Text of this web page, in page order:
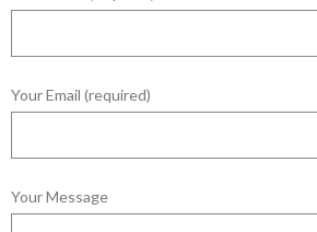
Your Email (required)
Your Message